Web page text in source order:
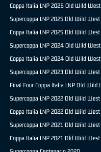
Coppa Italia LNP 2026 Old Wild West
Supercoppa LNP 2025 Old Wild West
Coppa Italia LNP 2025 Old Wild West
Supercoppa LNP 2024 Old Wild West
Coppa Italia LNP 2024 Old Wild West
Supercoppa LNP 2023 Old Wild West
Final Four Coppa Italia LNP Old Wild
Supercoppa LNP 2022 Old Wild West
Coppa Italia LNP 2022 Old Wild West
Supercoppa LNP 2021 Old Wild West
Coppa Italia LNP 2021 Old Wild West